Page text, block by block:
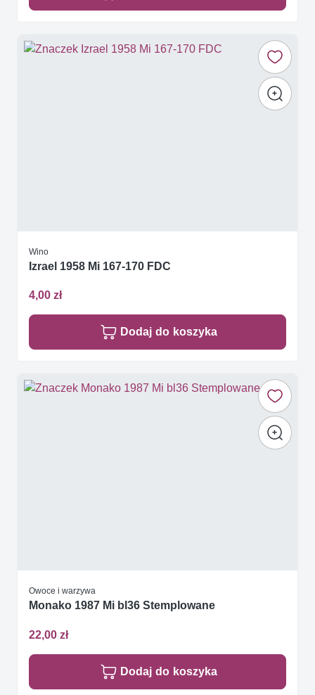
Wino
Izrael 1958 Mi 167-170 FDC
4,00 zł
Dodaj do koszyka
Owoce i warzywa
Monako 1987 Mi bl36 Stemplowane
22,00 zł
Dodaj do koszyka